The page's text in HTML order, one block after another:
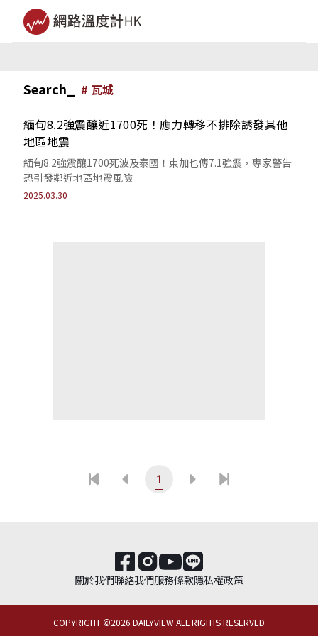
Search_ # 瓦城
緬甸8.2強震釀近1700死！應力轉移不排除誘發其他
地區地震
緬甸8.2強震釀1700死波及泰國！東加也傳7.1強震，專家警告
恐引發鄰近地區地震風險
2025.03.30
1
關於我們聯絡我們服務條款隱私權政策
COPYRIGHT ©2026 DAILYVIEW ALL RIGHTS RESERVED